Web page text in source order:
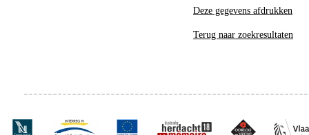
Deze gegevens afdrukken
Terug naar zoekresultaten